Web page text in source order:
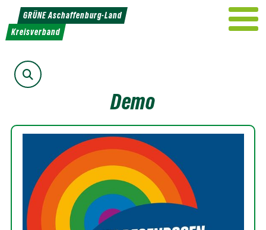
Weiter
zum
Inhalt
GRÜNE Aschaffenburg-Land
Kreisverband
Suche
Demo